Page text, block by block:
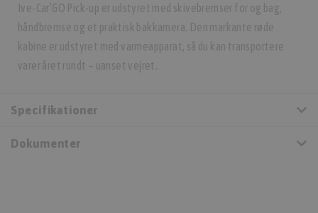
Ive-Car’GO Pick-up er udstyret med skivebremser for og bag,
håndbremse og et praktisk bakkamera. Den markante røde
kabine er udstyret med varmeapparat, så du kan transportere
varer året rundt – uanset vejret.
Specifikationer
Dokumenter